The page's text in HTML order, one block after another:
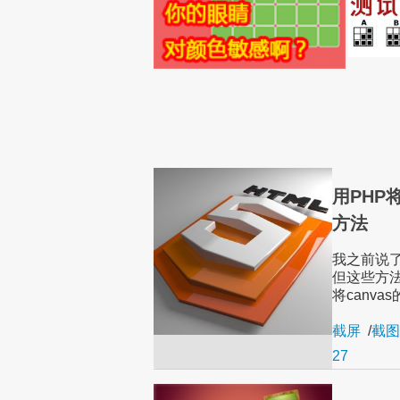
用PHP
方法
我之前说
但这些方
将canvas
截屏 /截图
27